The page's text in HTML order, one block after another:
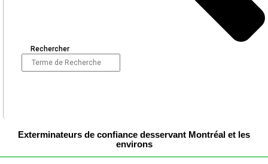
Rechercher
Exterminateurs de confiance desservant Montréal et les
environs